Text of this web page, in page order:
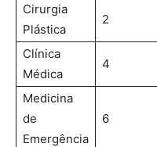
Cirurgia
Plástica
2
Clínica
Médica
4
Medicina
de
Emergência
6